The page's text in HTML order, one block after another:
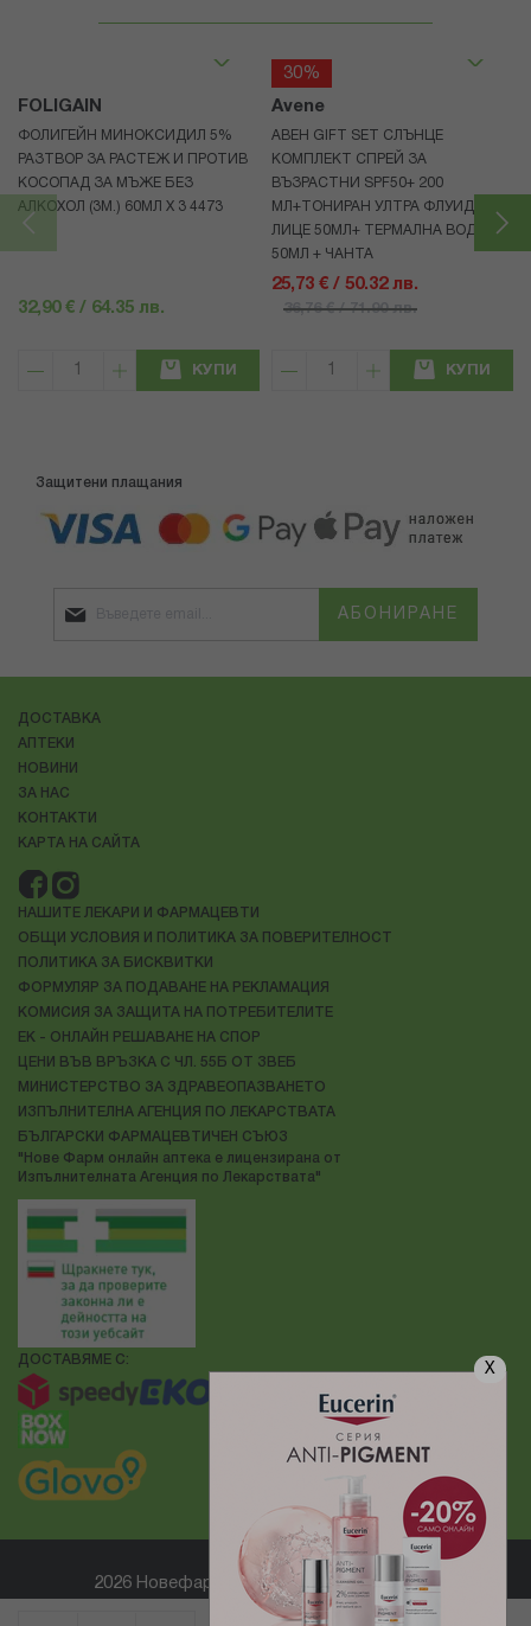
X
FOLIGAIN
ФОЛИГЕЙН МИНОКСИДИЛ 5%
РАЗТВОР ЗА РАСТЕЖ И ПРОТИВ
КОСОПАД ЗА МЪЖЕ БЕЗ
АЛКОХОЛ (3М.) 60МЛ X 3 4473
32,90 € / 64.35 лв.
КУПИ
30%
Avene
АВЕН GIFT SET СЛЪНЦЕ
КОМПЛЕКТ СПРЕЙ ЗА
ВЪЗРАСТНИ SPF50+ 200
МЛ+ТОНИРАН УЛТРА ФЛУИД ЗА
ЛИЦЕ 50МЛ+ ТЕРМАЛНА ВОДА
50МЛ + ЧАНТА
25,73 € / 50.32 лв.
36,76 € / 71.90 лв.
КУПИ
Защитени плащания
АБОНИРАНЕ
ДОСТАВКА
АПТЕКИ
НОВИНИ
ЗА НАС
КОНТАКТИ
КАРТА НА САЙТА
НАШИТЕ ЛЕКАРИ И ФАРМАЦЕВТИ
ОБЩИ УСЛОВИЯ И ПОЛИТИКА ЗА ПОВЕРИТЕЛНОСТ
ПОЛИТИКА ЗА БИСКВИТКИ
ФОРМУЛЯР ЗА ПОДАВАНЕ НА РЕКЛАМАЦИЯ
КОМИСИЯ ЗА ЗАЩИТА НА ПОТРЕБИТЕЛИТЕ
ЕК - ОНЛАЙН РЕШАВАНЕ НА СПОР
ЦЕНИ ВЪВ ВРЪЗКА С ЧЛ. 55Б ОТ ЗВЕБ
МИНИСТЕРСТВО ЗА ЗДРАВЕОПАЗВАНЕТО
ИЗПЪЛНИТЕЛНА АГЕНЦИЯ ПО ЛЕКАРСТВАТА
БЪЛГАРСКИ ФАРМАЦЕВТИЧЕН СЪЮЗ
"Нове Фарм онлайн аптека е лицензирана от
Изпълнителната Агенция по Лекарствата"
ДОСТАВЯМЕ С:
2026 Новефарм ® Всички права запазени
Електронен магазин